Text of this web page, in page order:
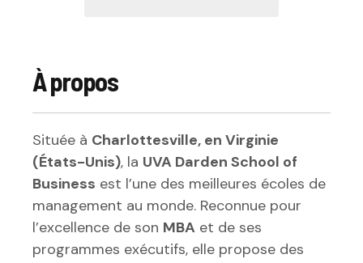
À propos
Située à Charlottesville, en Virginie
(États-Unis), la UVA Darden School of
Business est l’une des meilleures écoles de
management au monde. Reconnue pour
l’excellence de son MBA et de ses
programmes exécutifs, elle propose des